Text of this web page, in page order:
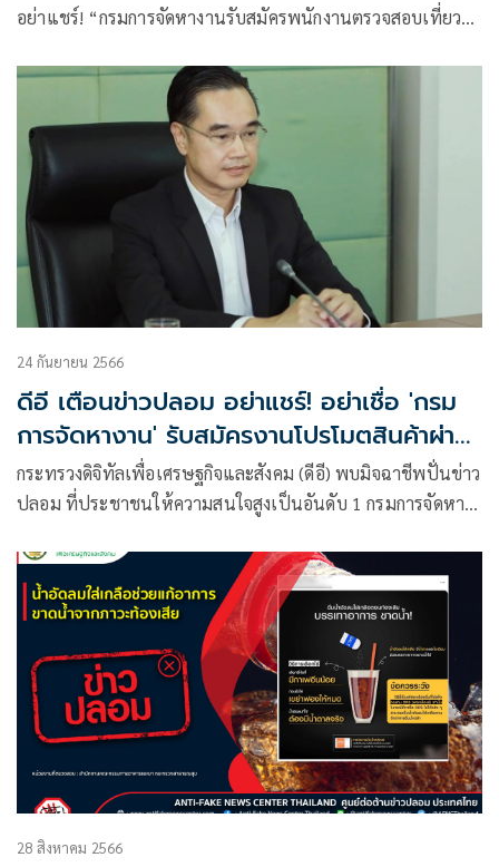
อย่าแชร์! “กรมการจัดหางานรับสมัครพนักงานตรวจสอบเที่ยว
24 กันยายน 2566
ดีอี เตือนข่าวปลอม อย่าแชร์! อย่าเชื่อ 'กรม
การจัดหางาน' รับสมัครงานโปรโมตสินค้าผ่าน
โซเชียล
กระทรวงดิจิทัลเพื่อเศรษฐกิจและสังคม (ดีอี) พบมิจฉาชีพปั่นข่าว
ปลอม ที่ประชาชนให้ความสนใจสูงเป็นอันดับ 1 กรมการจัดหา
ปลอม ด้านสุขภาพวิธีขัดฟันด้วยผงถ่านคาร์บอนช่วยทำให้ฟัน
ขาว และเคี้ยวเมล็ดมะละกอสุก รักษามะเร็ง เตือนประชาชนเช็ค
ข้อมูลให้รอบด้าน ก่อนแชร์ อย่าตกเป็นเหยื่อของมิจฉาชีพ
28 สิงหาคม 2566